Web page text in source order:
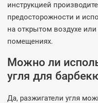
инструкцией
предосторожности и
на открытом воздухе
помещениях.
Можно ли
угля для
Да, разжигатели угля